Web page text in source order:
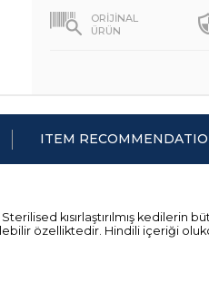
ORİJİNAL
ÜRÜN
ITEM
kısırlaştırılmış kedilerin
özelliktedir. Hindili içeriği